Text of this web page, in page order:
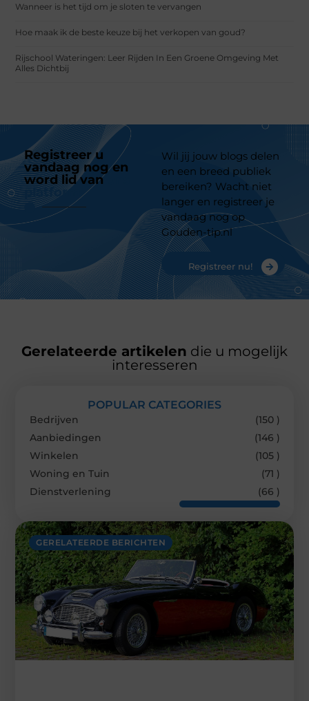
Wanneer is het tijd om je sloten te vervangen
Hoe maak ik de beste keuze bij het verkopen van goud?
Rijschool Wateringen: Leer Rijden In Een Groene Omgeving Met
Alles Dichtbij
Registreer u
vandaag nog en
word lid van
platform
Wil jij jouw blogs delen
en een breed publiek
bereiken? Wacht niet
langer en registreer je
vandaag nog op
Gouden-tip.nl
Registreer nu!
Gerelateerde artikelen die u mogelijk
interesseren
GERELATEERDE BERICHTEN
POPULAR CATEGORIES
Bedrijven
(150 )
Aanbiedingen
(146 )
Winkelen
(105 )
Woning en Tuin
(71 )
Dienstverlening
(66 )